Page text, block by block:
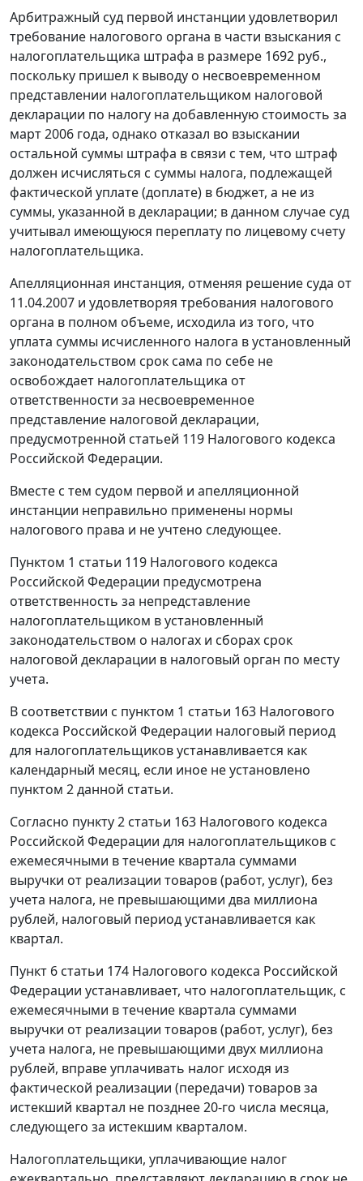
Арбитражный суд первой инстанции удовлетворил
требование налогового органа в части взыскания с
налогоплательщика штрафа в размере 1692 руб.,
поскольку пришел к выводу о несвоевременном
представлении налогоплательщиком налоговой
декларации по налогу на добавленную стоимость за
март 2006 года, однако отказал во взыскании
остальной суммы штрафа в связи с тем, что штраф
должен исчисляться с суммы налога, подлежащей
фактической уплате (доплате) в бюджет, а не из
суммы, указанной в декларации; в данном случае суд
учитывал имеющуюся переплату по лицевому счету
налогоплательщика.
Апелляционная инстанция, отменяя решение суда от
11.04.2007 и удовлетворяя требования налогового
органа в полном объеме, исходила из того, что
уплата суммы исчисленного налога в установленный
законодательством срок сама по себе не
освобождает налогоплательщика от
ответственности за несвоевременное
представление налоговой декларации,
предусмотренной статьей 119 Налогового кодекса
Российской Федерации.
Вместе с тем судом первой и апелляционной
инстанции неправильно применены нормы
налогового права и не учтено следующее.
Пунктом 1 статьи 119 Налогового кодекса
Российской Федерации предусмотрена
ответственность за непредставление
налогоплательщиком в установленный
законодательством о налогах и сборах срок
налоговой декларации в налоговый орган по месту
учета.
В соответствии с пунктом 1 статьи 163 Налогового
кодекса Российской Федерации налоговый период
для налогоплательщиков устанавливается как
календарный месяц, если иное не установлено
пунктом 2данной статьи.
Согласно пункту 2 статьи 163 Налогового кодекса
Российской Федерации для налогоплательщиков с
ежемесячными в течение квартала суммами
выручки от реализации товаров (работ, услуг), без
учета налога, не превышающими два миллиона
рублей, налоговый период устанавливается как
квартал.
Пункт 6 статьи 174 Налогового кодекса Российской
Федерации устанавливает, что налогоплательщик, с
ежемесячными в течение квартала суммами
выручки от реализации товаров (работ, услуг), без
учета налога, не превышающими двух миллиона
рублей, вправе уплачивать налог исходя из
фактической реализации (передачи) товаров за
истекший квартал не позднее 20-го числа месяца,
следующего за истекшим кварталом.
Налогоплательщики, уплачивающие налог